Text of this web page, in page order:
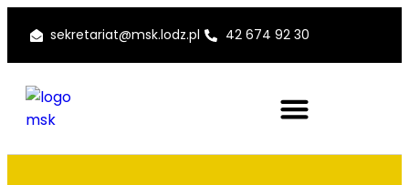
sekretariat@msk.lodz.pl 42 674 92 30